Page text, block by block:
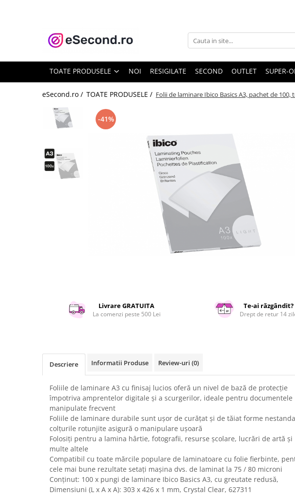
TOATE PRODUSELE
Accesorii Auto
Covorase auto
Electronice Auto
Intretinere & Cosmetica auto
Reparatii si echipamente auto
Trotinete electrice
Casa, Gradina & Bricolaj
Organizare si depozitare
Scule electrice si unelte
Silicon, spume si solutii tehnice
Sisteme Incalzire
Textile si covoare
Uscatoare rufe
Utilaje si materiale de constructii
Laptop, Tablete & Telefoane
Accesorii tablete
TOATE PRODUSELE NOI RESIGILATE SECOND OUTLET SUPER-
eSecond.ro / TOATE PRODUSELE / Folii de laminare Ibico Basics A3, pachet de 100,
-41%
Livrare GRATUITA
La comenzi peste 500 Lei
Te-ai răzgândit?
Drept de retur 14
Descriere Informatii Produse Review-uri (0)
Foliile de laminare A3 cu finisaj lucios oferă un nivel de bază de protecție
împotriva amprentelor digitale și a scurgerilor, ideale pentru documentele
manipulate frecvent
Foliile de laminare durabile sunt ușor de curățat și de tăiat forme
colțurile rotunjite asigură o manipulare ușoară
Folosiți pentru a lamina hârtie, fotografii, resurse școlare, lucrări de artă și
multe altele
Compatibil cu toate mărcile populare de laminatoare cu folie fierbinte,
cele mai bune rezultate setați mașina dvs. de laminat la 75 / 80 microni
Conținut: 100 x pungi de laminare Ibico Basics A3, cu greutate redusă,
Dimensiuni (L x A x A): 303 x 426 x 1 mm, Crystal Clear, 627311